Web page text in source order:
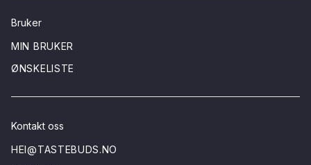
Bruker
MIN BRUKER
ØNSKELISTE
Kontakt oss
HEI@TASTEBUDS.NO